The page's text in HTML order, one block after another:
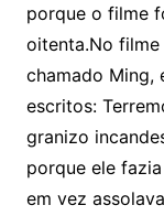
porque o filme
oitenta.No
chamado Ming,
escritos:
granizo
porque ele
em vez